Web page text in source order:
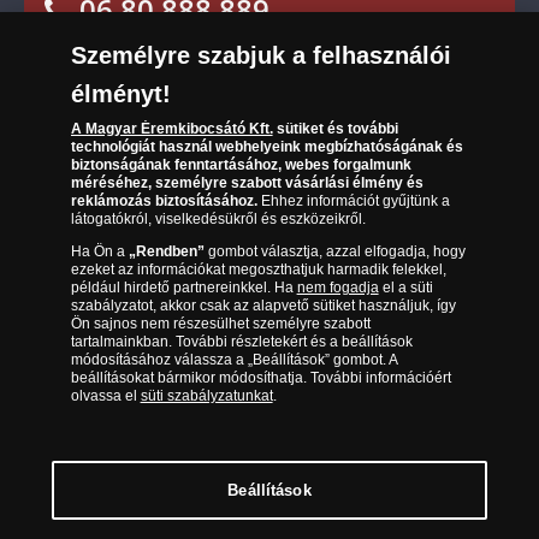
Süti (cookies)Beállítások
Társaságunkról
Az érmék és érmek ára és értéke
Gyakran ismételt kérdések
Adatkezelés
06 80 888 889
(díjmentesen hívható hétfőtől csütörtökig 9.00 és 17.00
óra között, péntekenként 9.00 és 15.00 óra között)
Magyar Éremkibocsátó Kft. 1134 Budapest, Váci út 33. Cégjegyzékszám: 01-09-
Bláthy Ottó utca 3-5.) engedélyéhez kötött tevékenységet folytat. Kereskedelmi
Személyre szabjuk a felhasználói
élményt!
A Magyar Éremkibocsátó Kft.sütiket és további
technológiát használ webhelyeink megbízhatóságának és
biztonságának fenntartásához, webes forgalmunk
méréséhez, személyre szabott vásárlási élmény és
reklámozás biztosításához.Ehhez információt gyűjtünk a
látogatókról, viselkedésükről és eszközeikről.
Ha Ön a „Rendben”gombot választja, azzal elfogadja, hogy
ezeket az információkat megoszthatjuk harmadik felekkel,
például hirdető partnereinkkel. Ha nem fogadjael a süti
szabályzatot, akkor csak az alapvető sütiket használjuk, így
Ön sajnos nem részesülhet személyre szabott
tartalmainkban. További részletekért és a beállítások
módosításához válassza a „Beállítások” gombot. A
beállításokat bármikor módosíthatja. További információért
olvassa el süti szabályzatunkat.
Beállítások